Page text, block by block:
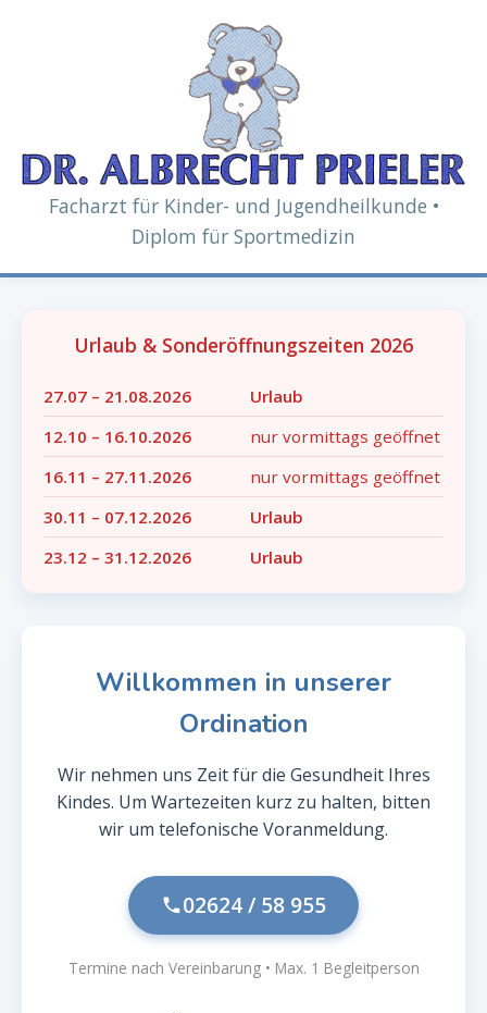
Facharzt für Kinder- und Jugendheilkunde •
Diplom für Sportmedizin
Urlaub & Sonderöffnungszeiten 2026
27.07 – 21.08.2026
Urlaub
12.10 – 16.10.2026
nur vormittags geöffnet
16.11 – 27.11.2026
nur vormittags geöffnet
30.11 – 07.12.2026
Urlaub
23.12 – 31.12.2026
Urlaub
Willkommen in unserer
Ordination
Wir nehmen uns Zeit für die Gesundheit Ihres
Kindes. Um Wartezeiten kurz zu halten, bitten
wir um telefonische Voranmeldung.
02624 / 58 955
Termine nach Vereinbarung • Max. 1 Begleitperson